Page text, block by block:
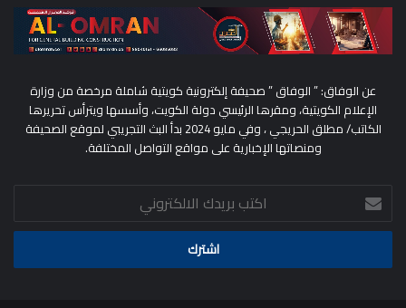
عن الوفاق: ” الوفاق ” صحيفة إلكترونية كويتية شاملة مرخصة من وزارة
الإعلام الكويتية، ومقرها الرئيسي دولة الكويت، وأسسها ويترأس تحريرها
الكاتب/ مطلق الحريجي ، وفي مايو 2024 بدأ البث التجريبي لموقع الصحيفة
ومنصاتها الإخبارية على مواقع التواصل المختلفة.
اكتب
بريدك
الالكتروني